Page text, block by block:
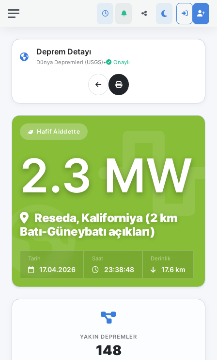
Deprem Detayı
Dünya Depremleri (USGS)• Onaylı
Hafif Åiddette
2.3 MW
Reseda, Kaliforniya (2 km
Batı-Güneybatı açıkları)
Tarih
17.04.2026
Saat
23:38:48
Derinlik
17.6 km
YAKIN DEPREMLER
148
bağlantınız
koptu!
Çevrimdışı
moddasınız.